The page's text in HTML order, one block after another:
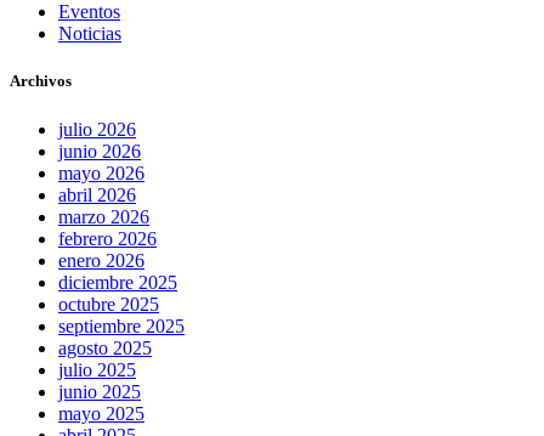
Eventos
Noticias
Archivos
julio 2026
junio 2026
mayo 2026
abril 2026
marzo 2026
febrero 2026
enero 2026
diciembre 2025
octubre 2025
septiembre 2025
agosto 2025
julio 2025
junio 2025
mayo 2025